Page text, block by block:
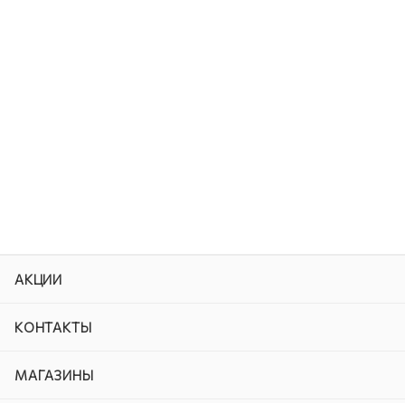
АКЦИИ
КОНТАКТЫ
МАГАЗИНЫ